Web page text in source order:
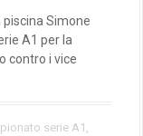
Simone
A1 per la
contro i vice
serie A1 ,